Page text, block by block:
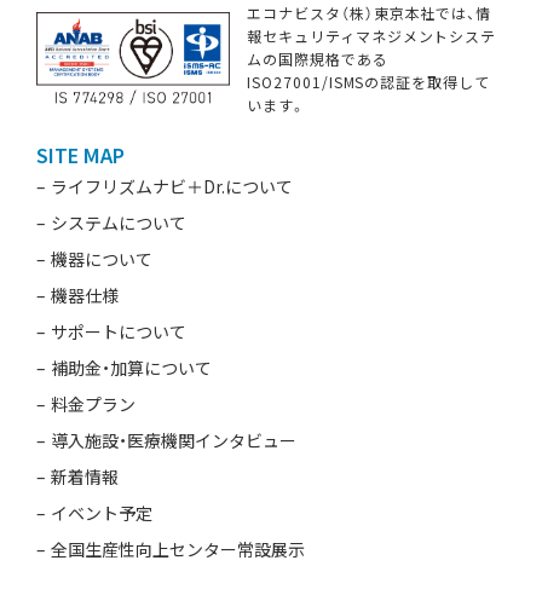
エコナビスタ（株）東京本社では、情
報セキュリティマネジメントシステ
ムの国際規格である
ISO27001/ISMSの認証を取得して
います。
SITE MAP
ライフリズムナビ＋Dr.について
システムについて
機器について
機器仕様
サポートについて
補助金・加算について
料金プラン
導入施設・医療機関インタビュー
新着情報
イベント予定
全国生産性向上センター常設展示